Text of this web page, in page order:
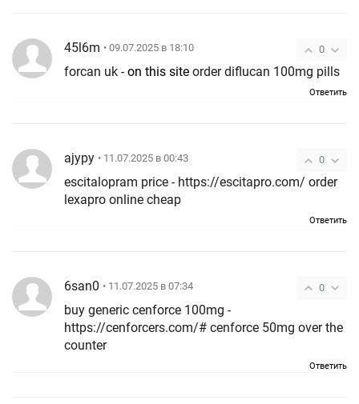
0
45l6m • 09.07.2025 в 18:10
forcan uk -on this site order diflucan 100mg pills
Ответить
0
ajypy • 11.07.2025 в 00:43
escitalopram price - https://escitapro.com/ order
lexapro online cheap
Ответить
0
6san0 • 11.07.2025 в 07:34
buy generic cenforce 100mg -
https://cenforcers.com/# cenforce 50mg over the
counter
Ответить